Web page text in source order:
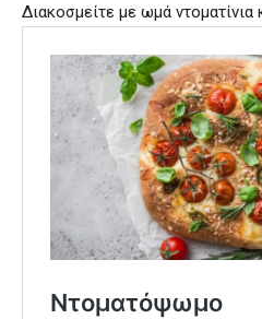
Διακοσμείτε με ωμά ντοματίνια